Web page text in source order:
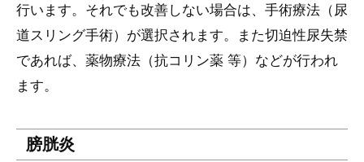
行います。それでも改善しない場合は、手術療法（尿
道スリング手術）が選択されます。また切迫性尿失禁
であれば、薬物療法（抗コリン薬 等）などが行われ
ます。
膀胱炎